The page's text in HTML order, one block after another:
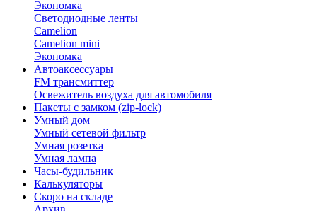
Экономка
Светодиодные ленты
Camelion
Camelion mini
Экономка
Автоаксессуары
FM трансмиттер
Освежитель воздуха для автомобиля
Пакеты с замком (zip-lock)
Умный дом
Умный сетевой фильтр
Умная розетка
Умная лампа
Часы-будильник
Калькуляторы
Скоро на складе